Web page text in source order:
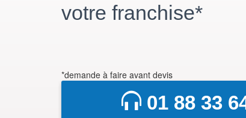
votre franchise*
*demande à faire avant devis
01 88 33